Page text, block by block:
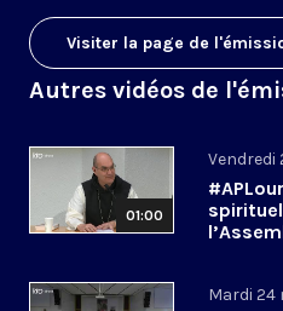
Visiter la page de
Autres vidéos de
01:00
Vendredi
Mardi 24